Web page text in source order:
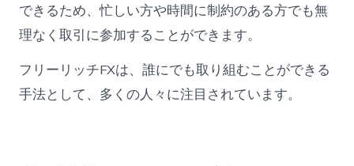
できるため、忙しい方や時間に制約のある方でも無
理なく取引に参加することができます。
フリーリッチFXは、誰にでも取り組むことができる
手法として、多くの人々に注目されています。